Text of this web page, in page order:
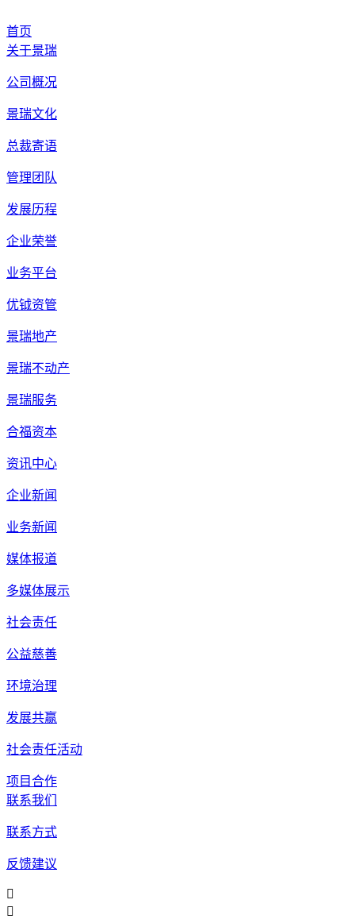
首页
关于景瑞
公司概况
景瑞文化
总裁寄语
管理团队
发展历程
企业荣誉
业务平台
优钺资管
景瑞地产
景瑞不动产
景瑞服务
合福资本
资讯中心
企业新闻
业务新闻
媒体报道
多媒体展示
社会责任
公益慈善
环境治理
发展共赢
社会责任活动
项目合作
联系我们
联系方式
反馈建议

